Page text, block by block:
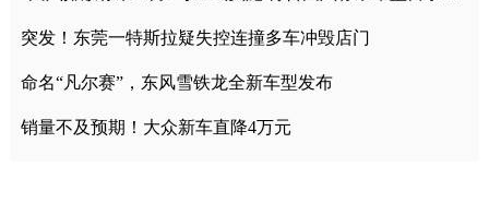
突发！东莞一特斯拉疑失控连撞多车冲毁店门
命名“凡尔赛”，东风雪铁龙全新车型发布
销量不及预期！大众新车直降4万元